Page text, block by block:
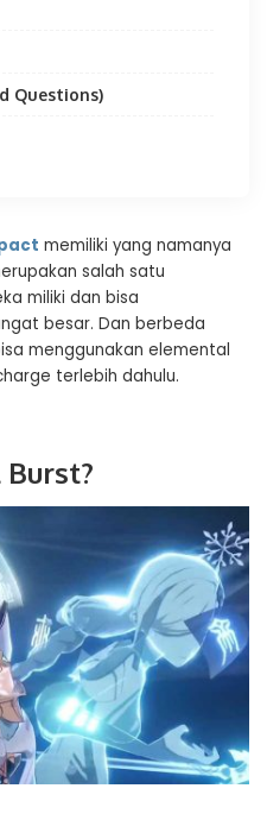
Questions)
memiliki yang namanya
salah satu
miliki dan bisa
besar. Dan berbeda
menggunakan elemental
terlebih dahulu.